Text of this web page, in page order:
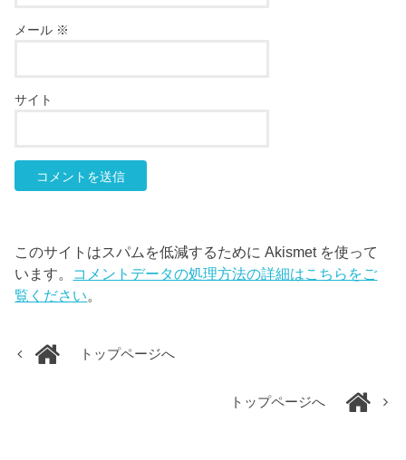
メール ※
サイト
このサイトはスパムを低減するために Akismet を使って
います。 コメントデータの処理方法の詳細はこちらをご
覧ください。
トップページへ
トップページへ